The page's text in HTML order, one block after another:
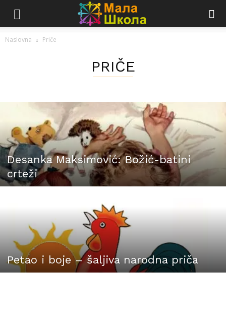
Naslovna Priče
PRIČE
Desanka Maksimović: Božić-batini
crteži
Petao i boje – šaljiva narodna priča